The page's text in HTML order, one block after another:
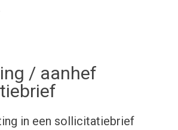
/ aanhef
in een sollicitatiebrief